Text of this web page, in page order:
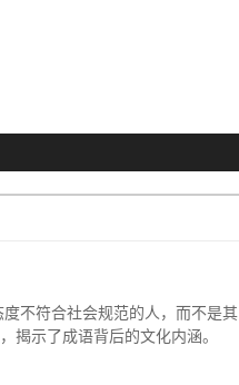
不符合社会规范的人，而不是其
揭示了成语背后的文化内涵。